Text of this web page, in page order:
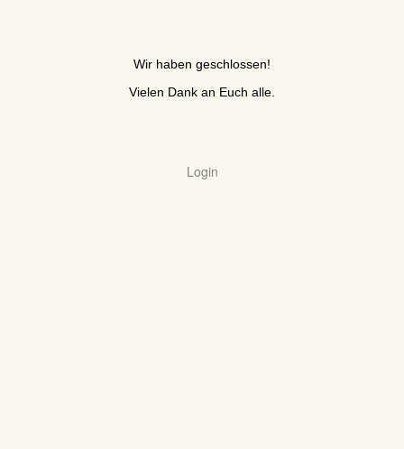
Wir haben geschlossen!
Vielen Dank an Euch alle.
Login